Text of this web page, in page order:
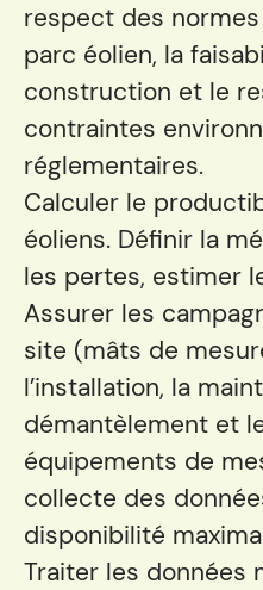
respect des
parc éolien, la
construction et le
contraintes
réglementaires.
Calculer le
éoliens. Définir la
les pertes, estimer
Assurer les
site (mâts de
l’installation, la
démantèlement et
équipements de
collecte des
disponibilité
Traiter les données